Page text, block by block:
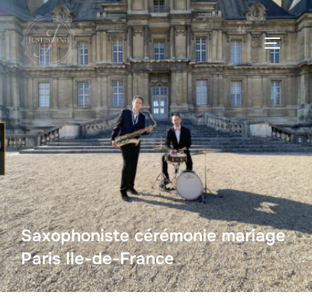
Saxophoniste cérémonie mariage
Paris Ile-de-France